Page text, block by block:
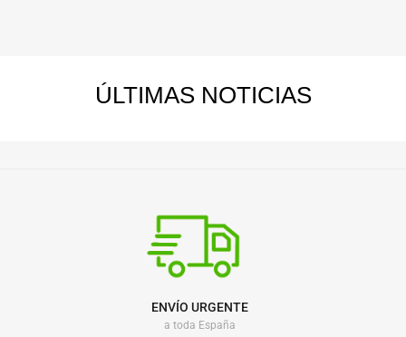
ÚLTIMASNOTICIAS
ENVÍO URGENTE
a toda España